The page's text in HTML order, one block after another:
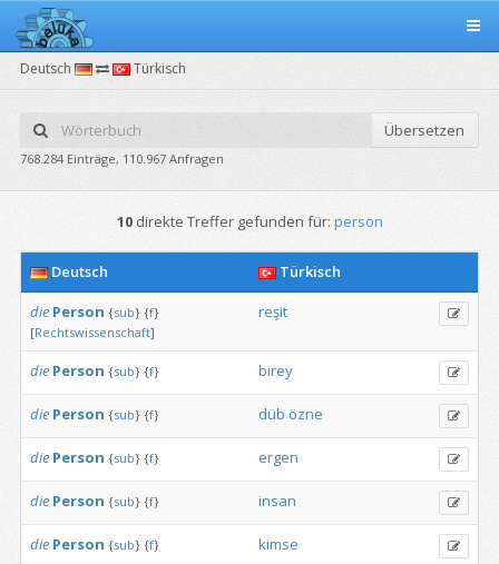
Deutsch Türkisch
Übersetzen
768.284 Einträge, 110.967 Anfragen
10 direkte Treffer gefunden für: person
Deutsch
Türkisch
die Person {sub} {f}
[Rechtswissenschaft]
reşit
die Person {sub} {f} birey
die Person {sub} {f} düb özne
die Person {sub} {f} ergen
die Person {sub} {f} insan
die Person {sub} {f} kimse